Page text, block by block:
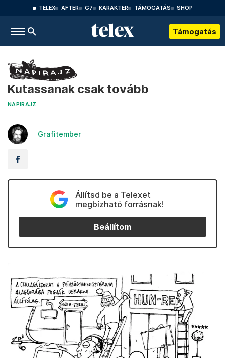
TELEX AFTER G7 KARAKTER TÁMOGATÁS SHOP
Támogatás
Kutassanak csak tovább
NAPIRAJZ
Grafitember
Állítsd be a Telexet
megbízható forrásnak!
Beállítom